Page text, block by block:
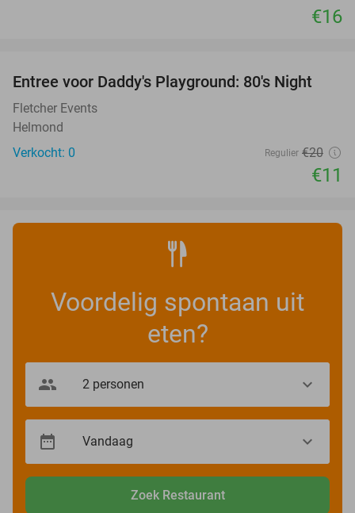
€16
45%
TODAY
Entree voor Daddy's Playground: 80's Night
Fletcher Events
Helmond
Verkocht: 0
Regulier €20
€11
Voordelig spontaan uit
eten?
Zoek Restaurant